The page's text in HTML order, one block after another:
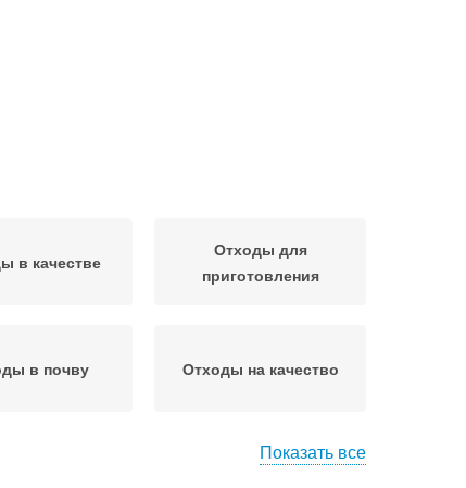
в качестве
Отходы для
приготовления
в почву Отходы на качество
Удобрение из рыбных
Показать все